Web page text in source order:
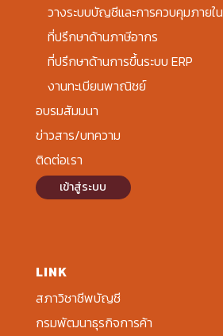
วางระบบบัญชีและการควบคุมภายใน
ที่ปรึกษาด้านภาษีอากร
ที่ปรึกษาด้านการขึ้นระบบ ERP
งานทะเบียนพาณิชย์
อบรมสัมมนา
ข่าวสาร/บทความ
ติดต่อเรา
เข้าสู่ระบบ
LINK
สภาวิชาชีพบัญชี
กรมพัฒนาธุรกิจการค้า